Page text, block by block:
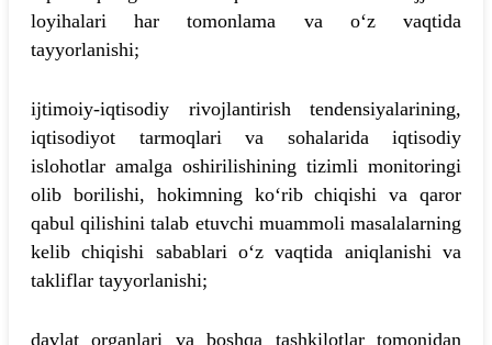
loyihalari har tomonlama va o‘z vaqtida
tayyorlanishi;
ijtimoiy-iqtisodiy rivojlantirish tendensiyalarining,
iqtisodiyot tarmoqlari va sohalarida iqtisodiy
islohotlar amalga oshirilishining tizimli monitoringi
olib borilishi, hokimning ko‘rib chiqishi va qaror
qabul qilishini talab etuvchi muammoli masalalarning
kelib chiqishi sabablari o‘z vaqtida aniqlanishi va
takliflar tayyorlanishi;
davlat organlari va boshqa tashkilotlar tomonidan